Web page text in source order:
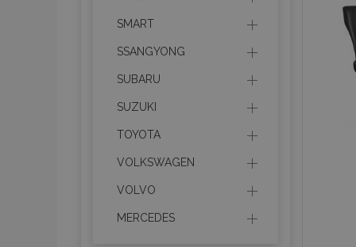
SMART
SSANGYONG
SUBARU
SUZUKI
TOYOTA
VOLKSWAGEN
VOLVO
MERCEDES